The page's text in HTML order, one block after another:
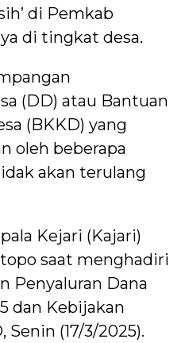
di Pemkab
di tingkat desa.
(DD) atau Bantuan
(BKKD) yang
oleh beberapa
akan terulang
Kejari (Kajari)
saat menghadiri
Penyaluran Dana
dan Kebijakan
(17/3/2025).